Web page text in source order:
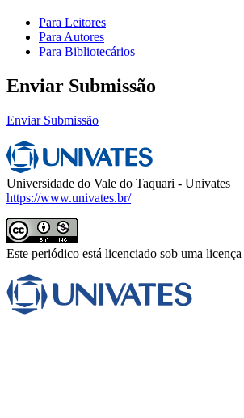
Para Leitores
Para Autores
Para Bibliotecários
Enviar Submissão
Enviar Submissão
Universidade do Vale do Taquari - Univates
https://www.univates.br/
Este periódico está licenciado sob uma licença